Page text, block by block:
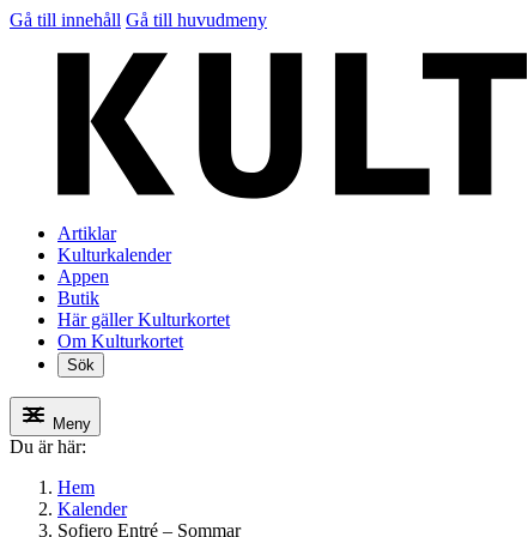
Gå till innehåll Gå till huvudmeny
Artiklar
Kulturkalender
Appen
Butik
Här gäller Kulturkortet
Om Kulturkortet
Sök
Meny
Du är här:
Hem
Kalender
Sofiero Entré – Sommar